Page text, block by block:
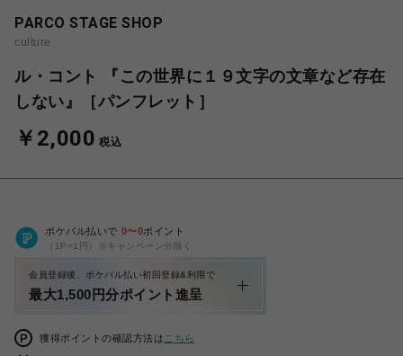
PARCO STAGE SHOP
culture
ル・コント 『この世界に１９文字の文章など存在
しない』［パンフレット］
￥2,000 税込
ポケパル払いで 0〜0ポイント
（1P=1円）※キャンペーン分除く
会員登録後、ポケパル払い初回登録&利用で
最大1,500円分ポイント進呈
獲得ポイントの確認方法は こちら